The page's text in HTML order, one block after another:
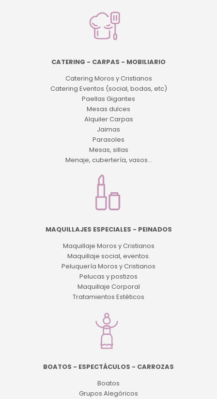
CATERING - CARPAS - MOBILIARIO
Catering Moros y Cristianos
Catering Eventos (social, bodas, etc)
Paellas Gigantes
Mesas dulces
Alquiler Carpas
Jaimas
Parasoles
Mesas, sillas
Menaje, cubertería, vasos...
MAQUILLAJES ESPECIALES - PEINADOS
Maquillaje Moros y Cristianos
Maquillaje social, eventos.
Peluquería Moros y Cristianos
Pelucas y postizos
Maquillaje Corporal
Tratamientos Estéticos
BOATOS - ESPECTÁCULOS - CARROZAS
Boatos
Grupos Alegóricos